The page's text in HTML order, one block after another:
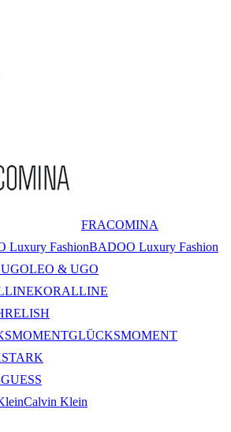
FRACOMINA
BADOO Luxury Fashion
LEO & UGO
KORALLINE
RELISH
GLÜCKSMOMENT
STARK
GUESS
Calvin Klein